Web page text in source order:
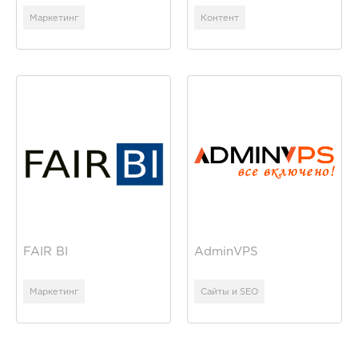
Маркетинг Контент
FAIR BI
Маркетинг
AdminVPS
Сайты и SEO